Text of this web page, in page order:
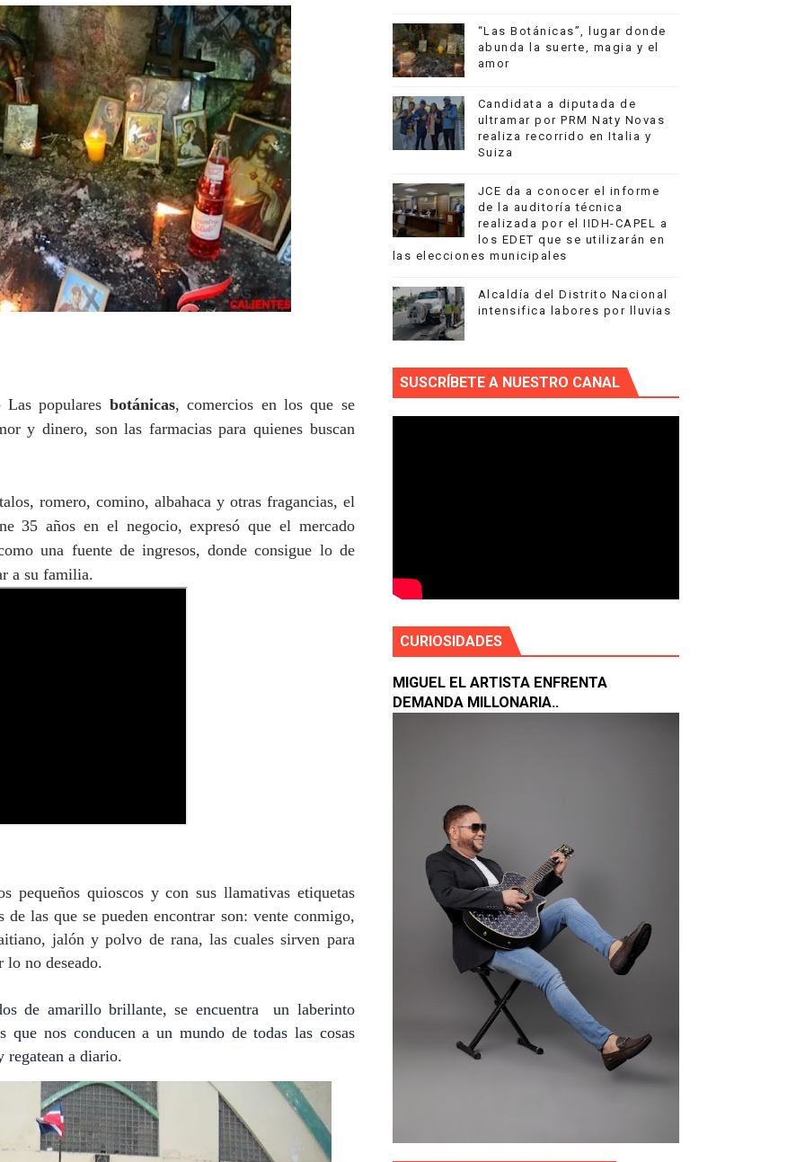
al 27 de julio
Oreja Media y ministra de la cultura inauguran Dominicana Music Week
Académica de Honor en la Real Academia Europea de Doctores
Desatanudos en Villa Mella Santo Domingo Norte
Montero presenta su sencillo “Dónde está el amor”
designado vicepresidente de la Asociación Latinoamericana de Movilidad Sostenible
VIP celebra investidura
DOMINICANO BUSCADO POR NARCOTRÁFICO EN EE.UU
y lleva soluciones a sectores de Los Ríos como parte del programa "La Alcaldía Llega a ti"
no se pueden perder de esta película de Juan Luis Guerra
A RD POR SER PIONEROS EN PREVENCIÓN Y ESTRATEGIAS CONTRA DROGAS SINTÉTICAS
inauguran el parque Belice en Los Jardines
de habichuelas con dulce a 300 pesos
de gestión policial en los últimos seis meses
Las populares botánicas, comercios en los que se
y dinero, son las farmacias para quienes buscan
romero, comino, albahaca y otras fragancias, el
35 años en el negocio, expresó que el mercado
una fuente de ingresos, donde consigue lo de
a su familia.
pequeños quioscos y con sus llamativas etiquetas
las que se pueden encontrar son: vente conmigo,
jalón y polvo de rana, las cuales sirven para
lo no deseado.
de amarillo brillante, se encuentra
un laberinto
que nos conducen a un mundo de todas las cosas
regatean a diario.
“Las Botánicas”, lugar donde
abunda la suerte, magia y el
amor
Candidata a diputada de
ultramar por PRM Naty Novas
realiza recorrido en Italia y
Suiza
JCE da a conocer el informe
de la auditoría técnica
realizada por el IIDH-CAPEL a
los EDET que se utilizarán en
las elecciones municipales
Alcaldía del Distrito Nacional
intensifica labores por lluvias
SUSCRÍBETE A NUESTRO CANAL
CURIOSIDADES
MIGUEL EL ARTISTA ENFRENTA
DEMANDA MILLONARIA..